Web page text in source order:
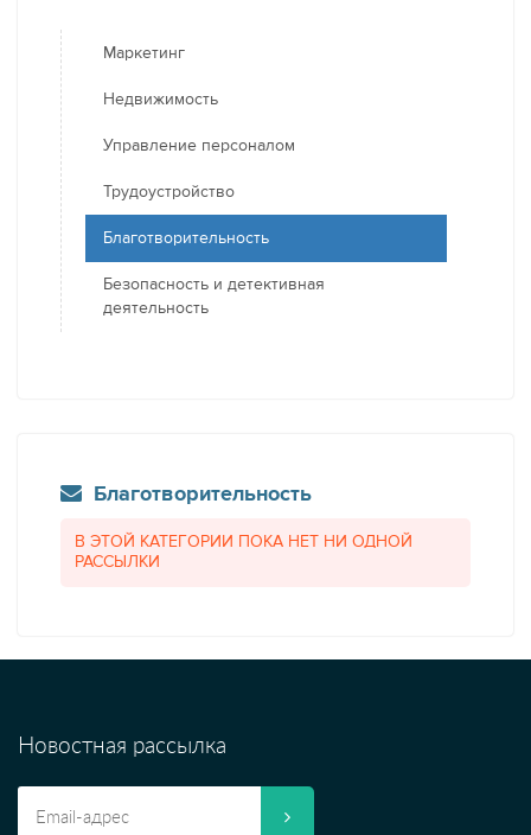
Маркетинг
Недвижимость
Управление персоналом
Трудоустройство
Благотворительность
Безопасность и детективная
деятельность
Благотворительность
В ЭТОЙ КАТЕГОРИИ ПОКА НЕТ НИ ОДНОЙ
РАССЫЛКИ
Новостная рассылка